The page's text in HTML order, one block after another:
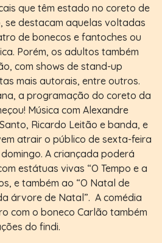
que têm estado no coreto de
se destacam aquelas voltadas
de bonecos e fantoches ou
Porém, os adultos também
com shows de stand-up
mais autorais, entre outros.
a programação do coreto da
Música com Alexandre
Ricardo Leitão e banda, e
atrair o público de sexta-feira
A criançada poderá
estátuas vivas “O Tempo e a
e também ao “O Natal de
árvore de Natal”. A comédia
com o boneco Carlão também
do findi.